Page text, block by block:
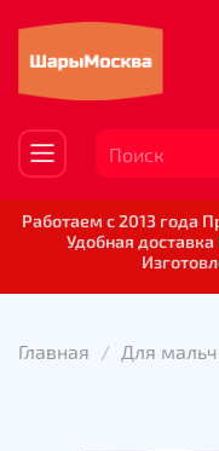
Работаем с 2013 года
Удобная
Главная Для